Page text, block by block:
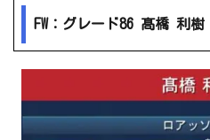
FW：グレード86 髙橋 利樹